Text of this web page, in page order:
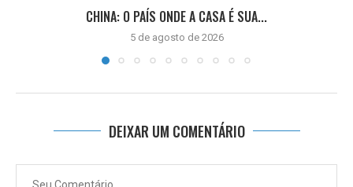
CHINA: O PAÍS ONDE A CASA É SUA...
5 de agosto de 2026
DEIXAR UM COMENTÁRIO